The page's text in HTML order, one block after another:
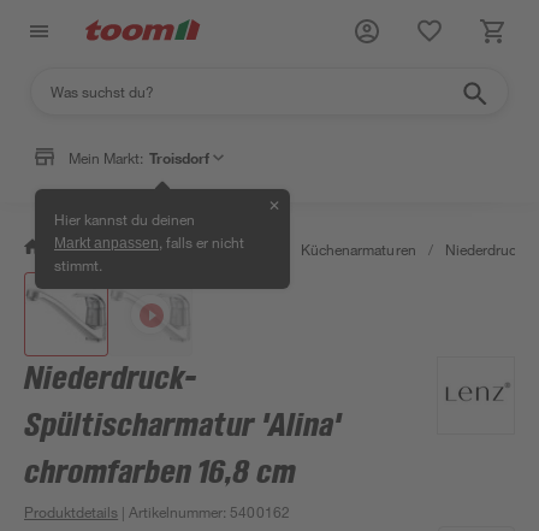
Mein Markt: Troisdorf
Hier kannst du deinen
Markt anpassen , falls er nicht
stimmt.
✕
/ Wohnen & Haushalt / Küche Küchenarmaturen /
Niederdruck-
Spültischarmatur 'Alina'
chromfarben 16,8 cm
Produktdetails | Artikelnummer: 5400162